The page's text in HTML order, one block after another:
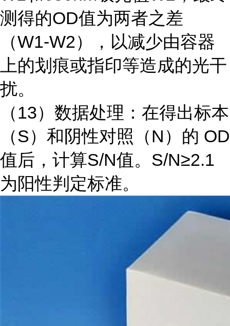
测得的OD值为两者之差
（W1-W2），以减少由容器
上的划痕或指印等造成的光干
扰。
（13）数据处理：在得出标本
（S）和阴性对照（N）的 OD
值后，计算S/N值。S/N≥2.1
为阳性判定标准。